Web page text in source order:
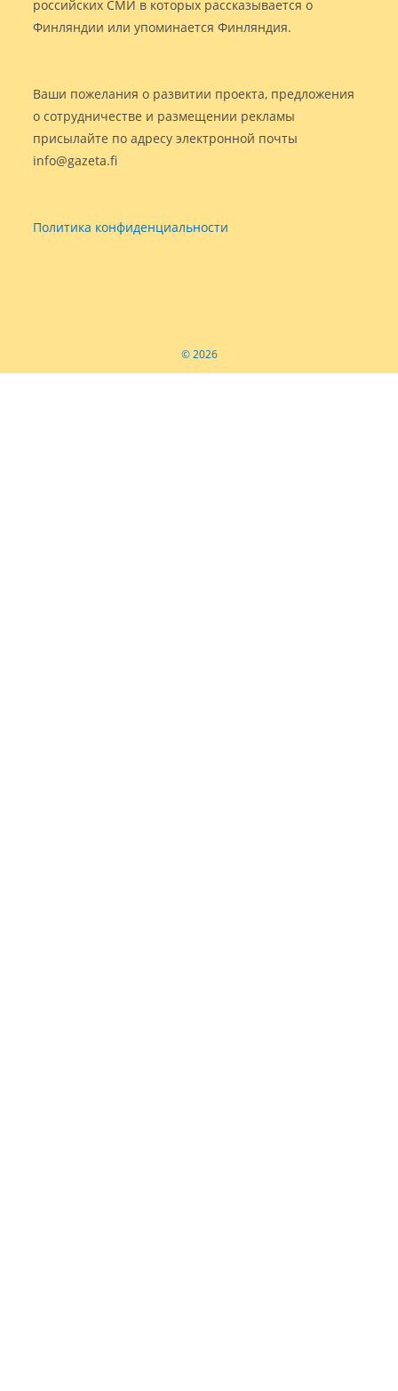
российских СМИ в которых рассказывается о
Финляндии или упоминается Финляндия.
Ваши пожелания о развитии проекта, предложения
о сотрудничестве и размещении рекламы
присылайте по адресу электронной почты
info@gazeta.fi
Политика конфиденциальности
© 2026